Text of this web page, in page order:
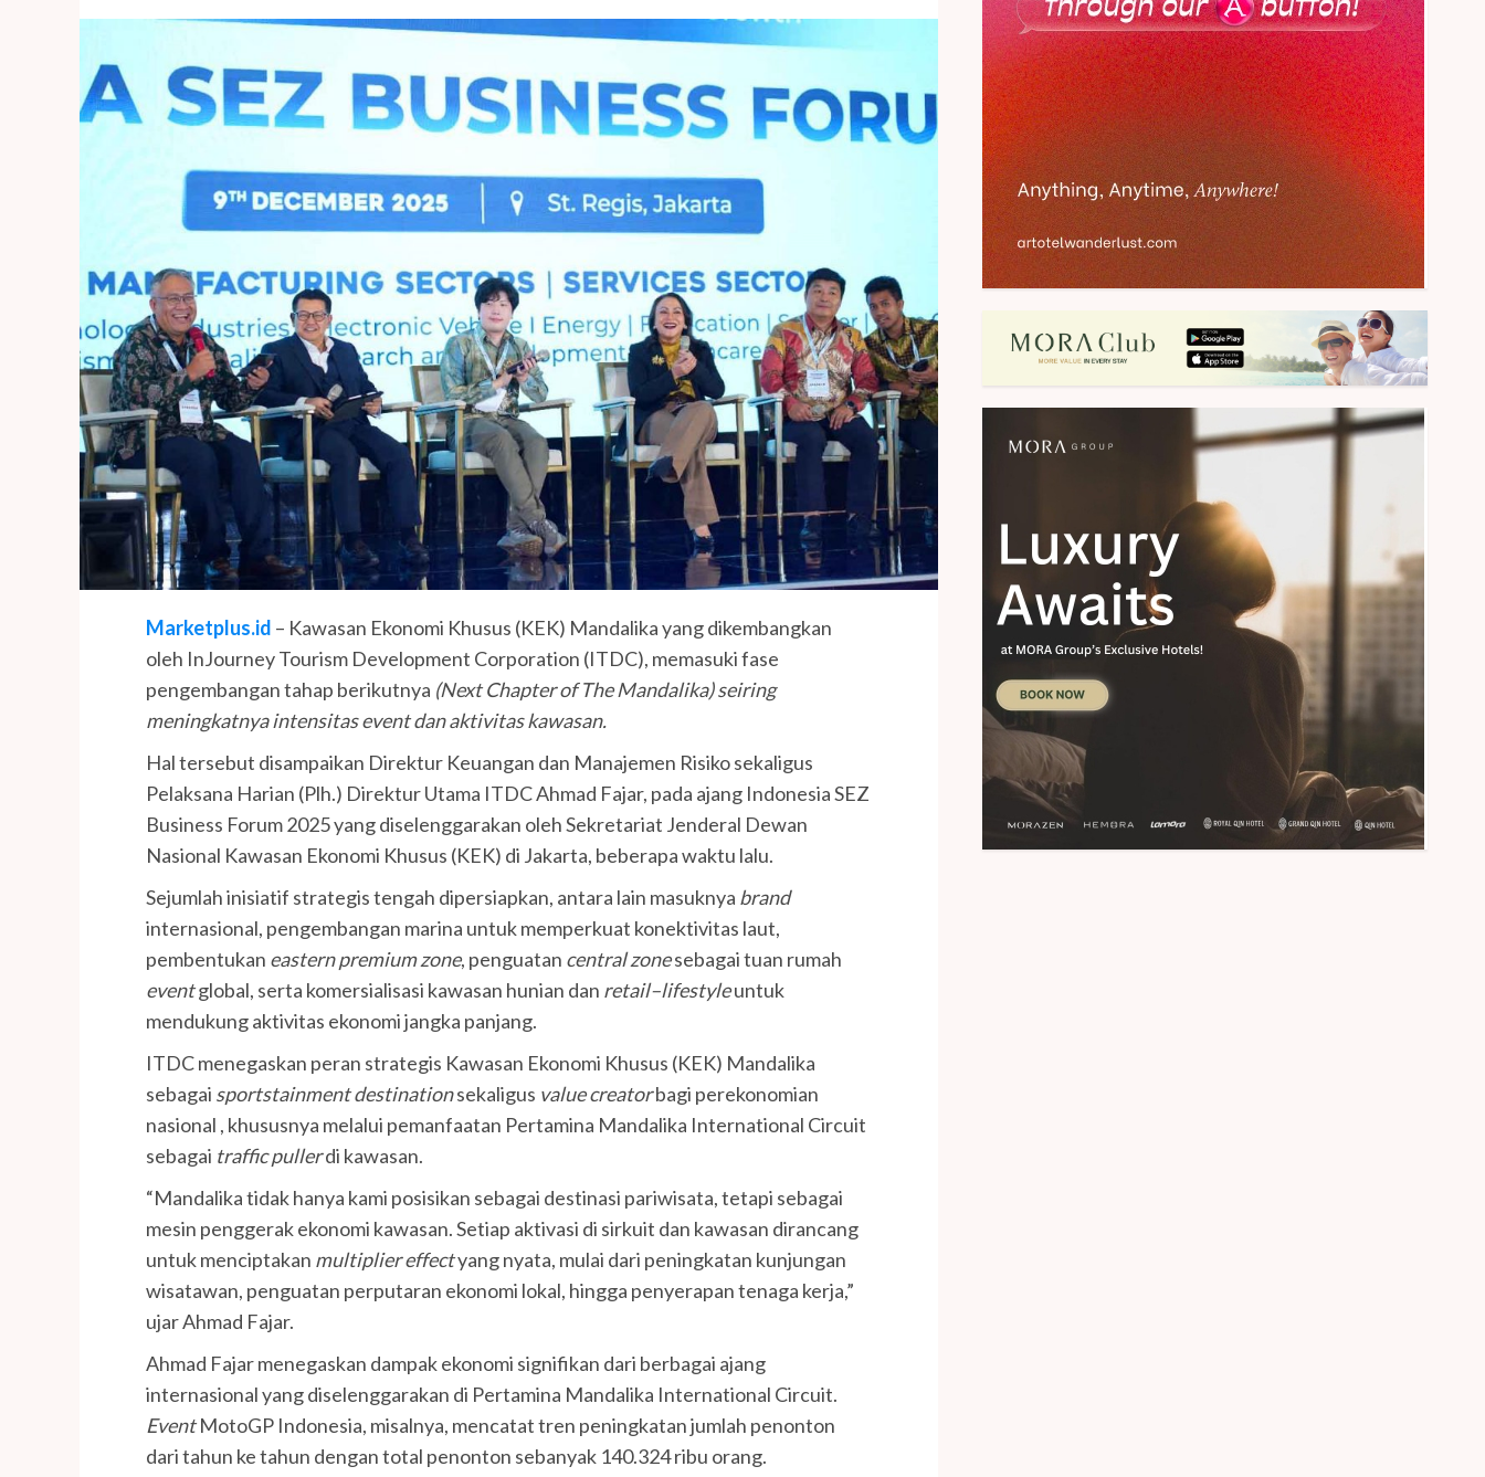
Marketplus.id – Kawasan Ekonomi Khusus (KEK) Mandalika yang dikembangkan
oleh InJourney Tourism Development Corporation (ITDC), memasuki fase
pengembangan tahap berikutnya (Next Chapter of The Mandalika) seiring
meningkatnya intensitas event dan aktivitas kawasan.
Hal tersebut disampaikan Direktur Keuangan dan Manajemen Risiko sekaligus
Pelaksana Harian (Plh.) Direktur Utama ITDC Ahmad Fajar, pada ajang Indonesia SEZ
Business Forum 2025 yang diselenggarakan oleh Sekretariat Jenderal Dewan
Nasional Kawasan Ekonomi Khusus (KEK) di Jakarta, beberapa waktu lalu.
Sejumlah inisiatif strategis tengah dipersiapkan, antara lain masuknya brand
internasional, pengembangan marina untuk memperkuat konektivitas laut,
pembentukan eastern premium zone, penguatan central zonesebagai tuan rumah
eventglobal, serta komersialisasi kawasan hunian dan retail–lifestyleuntuk
mendukung aktivitas ekonomi jangka panjang.
ITDC menegaskan peran strategis Kawasan Ekonomi Khusus (KEK) Mandalika
sebagai sportstainment destinationsekaligus value creatorbagi perekonomian
nasional , khususnya melalui pemanfaatan Pertamina Mandalika International Circuit
sebagai traffic pullerdi kawasan.
“Mandalika tidak hanya kami posisikan sebagai destinasi pariwisata, tetapi sebagai
mesin penggerak ekonomi kawasan. Setiap aktivasi di sirkuit dan kawasan dirancang
untuk menciptakan multiplier effectyang nyata, mulai dari peningkatan kunjungan
wisatawan, penguatan perputaran ekonomi lokal, hingga penyerapan tenaga kerja,”
ujar Ahmad Fajar.
Ahmad Fajar menegaskan dampak ekonomi signifikan dari berbagai ajang
internasional yang diselenggarakan di Pertamina Mandalika International Circuit.
EventMotoGP Indonesia, misalnya, mencatat tren peningkatan jumlah penonton
dari tahun ke tahun dengan total penonton sebanyak 140.324 ribu orang.